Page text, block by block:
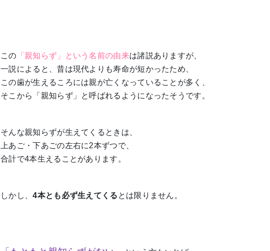
この 「親知らず」という名前の由来は諸説ありますが、
一説によると、昔は現代よりも寿命が短かったため、
この歯が生えるころには親が亡くなっていることが多く、
そこから「親知らず」と呼ばれるようになったそうです。
そんな親知らずが生えてくるときは、
上あご・下あごの左右に2本ずつで、
合計で4本生えることがあります。
しかし、4本とも必ず生えてくる とは限りません。